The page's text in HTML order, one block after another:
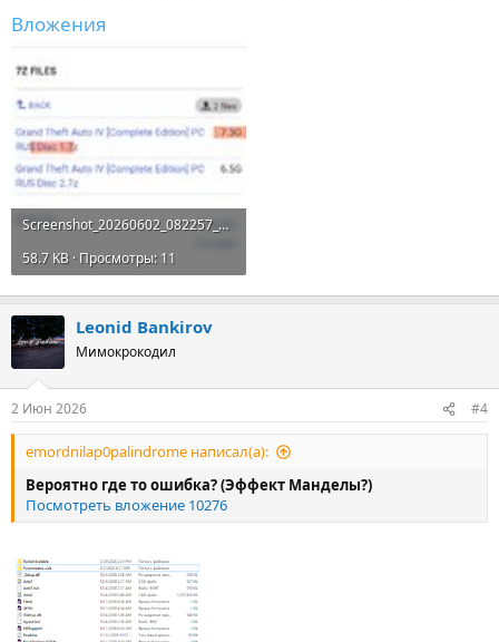
Вложения
Screenshot_20260602_082257_Chrome.jpg
58.7 KB · Просмотры: 11
Leonid Bankirov
Мимокрокодил
2 Июн 2026 #4
emordnilap0palindrome написал(а):
Вероятно где то ошибка? (Эффект Манделы?)
Посмотреть вложение 10276